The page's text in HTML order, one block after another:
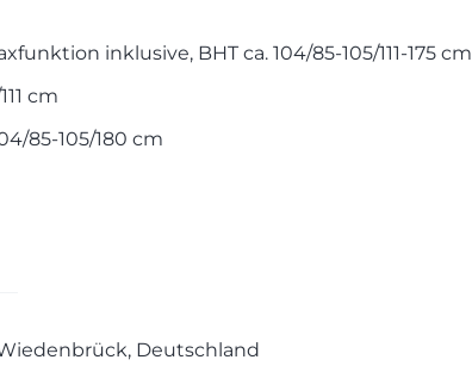
inklusive, BHT ca. 104/85-105/111-175 cm
cm
85-105/180 cm
Deutschland